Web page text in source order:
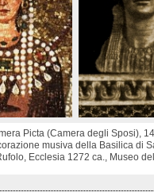
Picta (Camera degli Sposi),
musiva della Basilica di
Ecclesia 1272 ca., Museo